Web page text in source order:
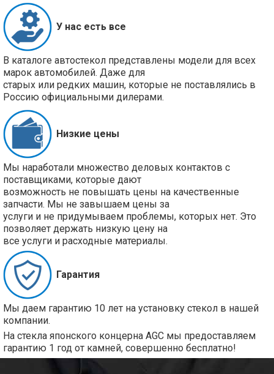
У нас есть все
В каталоге автостекол представлены модели для всех
марок автомобилей. Даже для
старых или редких машин, которые не поставлялись в
Россию официальными дилерами.
Низкие цены
Мы наработали множество деловых контактов с
поставщиками, которые дают
возможность не повышать цены на качественные
запчасти. Мы не завышаем цены за
услуги и не придумываем проблемы, которых нет. Это
позволяет держать низкую цену на
все услуги и расходные материалы.
Гарантия
Мы даем гарантию 10 лет на установку стекол в нашей
компании.
На стекла японского концерна AGC мы предоставляем
гарантию 1 год от камней, совершенно бесплатно!